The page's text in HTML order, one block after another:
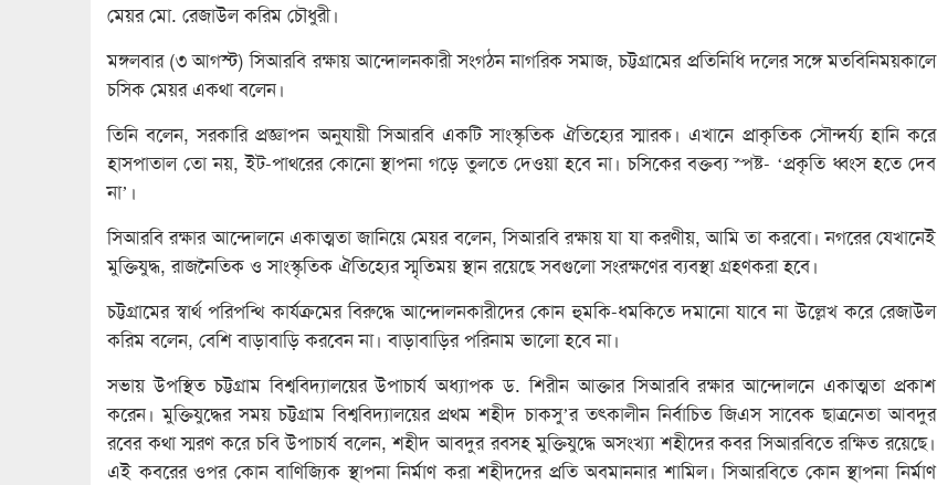
মেয়র মো. রেজাউল করিম চৌধুরী।
মঙ্গলবার (৩ আগস্ট) সিআরবি রক্ষায় আন্দোলনকারী সংগঠন নাগরিক সমাজ, চট্টগ্রামের প্রতিনিধি দলের সঙ্গে মতবিনিময়কালে
চসিক মেয়র একথা বলেন।
তিনি বলেন, সরকারি প্রজ্ঞাপন অনুযায়ী সিআরবি একটি সাংস্কৃতিক ঐতিহ্যের স্মারক। এখানে প্রাকৃতিক সৌন্দর্য্য হানি করে
হাসপাতাল তো নয়, ইট-পাথরের কোনো স্থাপনা গড়ে তুলতে দেওয়া হবে না। চসিকের বক্তব্য স্পষ্ট- ‘প্রকৃতি ধ্বংস হতে দেব
না’।
সিআরবি রক্ষার আন্দোলনে একাত্মতা জানিয়ে মেয়র বলেন, সিআরবি রক্ষায় যা যা করণীয়, আমি তা করবো। নগরের যেখানেই
মুক্তিযুদ্ধ, রাজনৈতিক ও সাংস্কৃতিক ঐতিহ্যের স্মৃতিময় স্থান রয়েছে সবগুলো সংরক্ষণের ব্যবস্থা গ্রহণকরা হবে।
চট্টগ্রামের স্বার্থ পরিপন্থি কার্যক্রমের বিরুদ্ধে আন্দোলনকারীদের কোন হুমকি-ধমকিতে দমানো যাবে না উল্লেখ করে রেজাউল
করিম বলেন, বেশি বাড়াবাড়ি করবেন না। বাড়াবাড়ির পরিনাম ভালো হবে না।
সভায় উপস্থিত চট্টগ্রাম বিশ্ববিদ্যালয়ের উপাচার্য অধ্যাপক ড. শিরীন আক্তার সিআরবি রক্ষার আন্দোলনে একাত্মতা প্রকাশ
করেন। মুক্তিযুদ্ধের সময় চট্টগ্রাম বিশ্ববিদ্যালয়ের প্রথম শহীদ চাকসু’র তৎকালীন নির্বাচিত জিএস সাবেক ছাত্রনেতা আবদুর
রবের কথা স্মরণ করে চবি উপাচার্য বলেন, শহীদ আবদুর রবসহ মুক্তিযুদ্ধে অসংখ্যা শহীদের কবর সিআরবিতে রক্ষিত রয়েছে।
এই কবরের ওপর কোন বাণিজ্যিক স্থাপনা নির্মাণ করা শহীদদের প্রতি অবমাননার শামিল। সিআরবিতে কোন স্থাপনা নির্মাণ